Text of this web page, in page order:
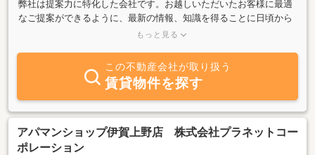
弊社は提案力に特化した会社です。お越しいただいたお客様に最適
なご提案ができるように、最新の情報、知識を得ることに日頃から
努めております。伊賀市の不動産は勿論のこと、名張市、その周辺
に限らず、リフォームやローン（借換え、住み替え）相談もお受け
しております。お近くにお越しの際はお気軽にご来店ください。お
待ちしております。
もっと見る
この不動産会社が取り扱う
賃貸物件を探す
アパマンショップ伊賀上野店 株式会社プラネットコー
ポレーション